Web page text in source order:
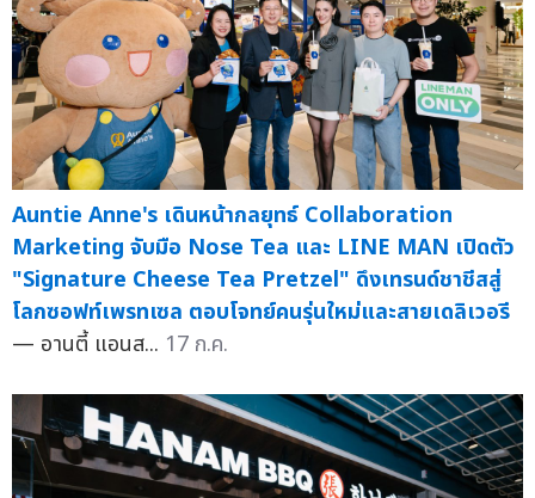
Auntie Anne's เดินหน้ากลยุทธ์ Collaboration
Marketing จับมือ Nose Tea และ LINE MAN เปิดตัว
"Signature Cheese Tea Pretzel" ดึงเทรนด์ชาชีสสู่
โลกซอฟท์เพรทเซล ตอบโจทย์คนรุ่นใหม่และสายเดลิเวอรี
— อานตี้ แอนส... 17 ก.ค.